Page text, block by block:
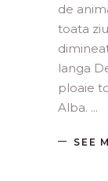
de
toata
langa
ploaie
Alba.
SEE